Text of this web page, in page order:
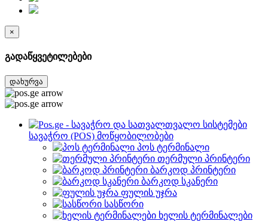
×
გადაწყვეტილებები
დახურვა
სავაჭრო (POS) მოწყობილობები
პოს ტერმინალი
თერმული პრინტერი
ბარკოდ პრინტერი
ბარკოდ სკანერი
ფულის უჯრა
სასწორი
ხელის ტერმინალები